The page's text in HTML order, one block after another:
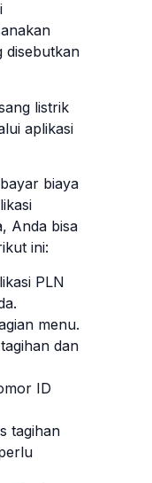
disebutkan
listrik
aplikasi
biaya
Anda bisa
ini:
PLN
menu.
dan
ID
tagihan